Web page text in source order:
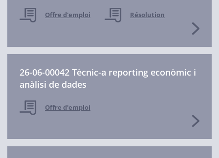
Offre d'emploi Résolution
26-06-00042 Tècnic-a reporting econòmic i
anàlisi de dades
Offre d'emploi